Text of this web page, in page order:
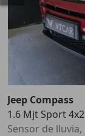
Anterior
Jeep Compass
1.6 Mjt Sport 4x2